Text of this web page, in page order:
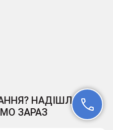
НАДІШЛІТЬ ЇХ
ЗАРАЗ